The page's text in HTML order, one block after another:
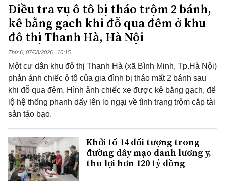
Điều tra vụ ô tô bị tháo trộm 2 bánh,
kê bằng gạch khi đỗ qua đêm ở khu
đô thị Thanh Hà, Hà Nội
Thứ 6, 07/08/2026 | 10:15
Một cư dân khu đô thị Thanh Hà (xã Bình Minh, Tp.Hà Nội)
phản ánh chiếc ô tô của gia đình bị tháo mất 2 bánh sau
khi đỗ qua đêm. Hình ảnh chiếc xe được kê bằng gạch, để
lộ hệ thống phanh dấy lên lo ngại về tình trạng trộm cắp tài
sản táo bạo.
Khởi tố 14 đối tượng trong
đường dây mạo danh lương y,
thu lợi hơn 120 tỷ đồng